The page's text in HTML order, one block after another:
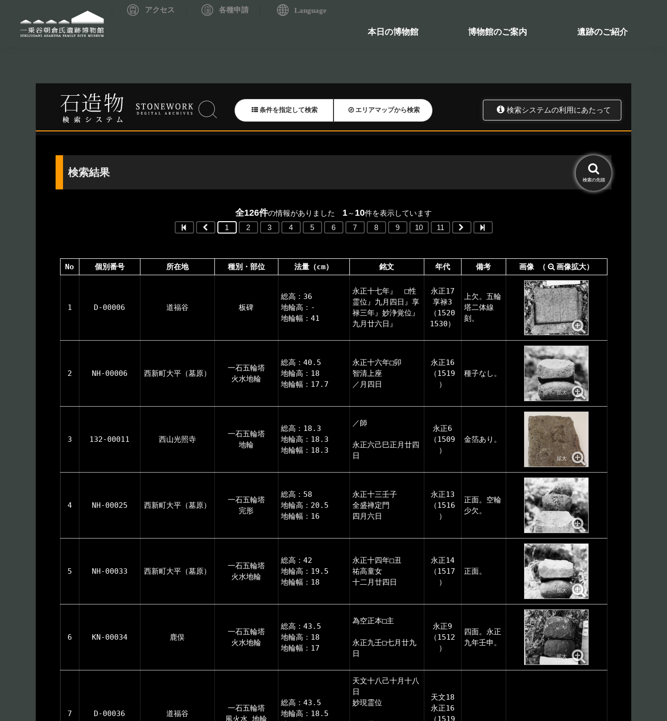
アクセス 各種申請 Language
本日の博物館 博物館のご案内 遺跡のご紹介
資料データベーストップ 考古資料検索システム 歴史資料検索システム
トップ 資料データベース 石造物検索
検索システムの利用にあたって
条件を指定して検索 エリアマップから検索
検索の先頭
検索結果
全126件の情報がありました 1～ 10件を表示しています
1
2 3 4 5 6 7 8 9 10 11
No 個別番号 所在地 種別・部位 法量（cm） 銘文 年代 備考 画像 （ 画像拡大）
1 D-00006 道福谷 板碑
総高：36
地輪高：-
地輪幅：41
永正十七年』 □性
霊位』九月四日』享
禄三年』妙浄覚位』
九月廿六日』
永正17
享禄3
（1520
1530）
上欠。五輪
塔二体線
刻。
2 NH-00006 西新町大平（墓原）
一石五輪塔
火水地輪
総高：40.5
地輪高：18
地輪幅：17.7
永正十六年□卯
智清上座
／月四日
永正16
（1519
）
種子なし。
3 132-00011 西山光照寺
一石五輪塔
地輪
総高：18.3
地輪高：18.3
地輪幅：18.3
／師
永正六己巳正月廿四
日
永正6
（1509
）
金箔あり。
4 NH-00025 西新町大平（墓原）
一石五輪塔
完形
総高：58
地輪高：20.5
地輪幅：16
永正十三壬子
全盛禅定門
四月六日
永正13
（1516
）
正面。空輪
少欠。
5 NH-00033 西新町大平（墓原）
一石五輪塔
火水地輪
総高：42
地輪高：19.5
地輪幅：18
永正十四年□丑
祐高童女
十二月廿四日
永正14
（1517
）
正面。
6 KN-00034 鹿俣
一石五輪塔
火水地輪
総高：43.5
地輪高：18
地輪幅：17
為空正本□主
永正九壬□七月廿九
日
永正9
（1512
）
四面。永正
九年壬申。
7 D-00036 道福谷
一石五輪塔
風火水 地輪
総高：43.5
地輪高：18.5
天文十八己十月十八
日
妙現霊位
天文18
永正16
（1519